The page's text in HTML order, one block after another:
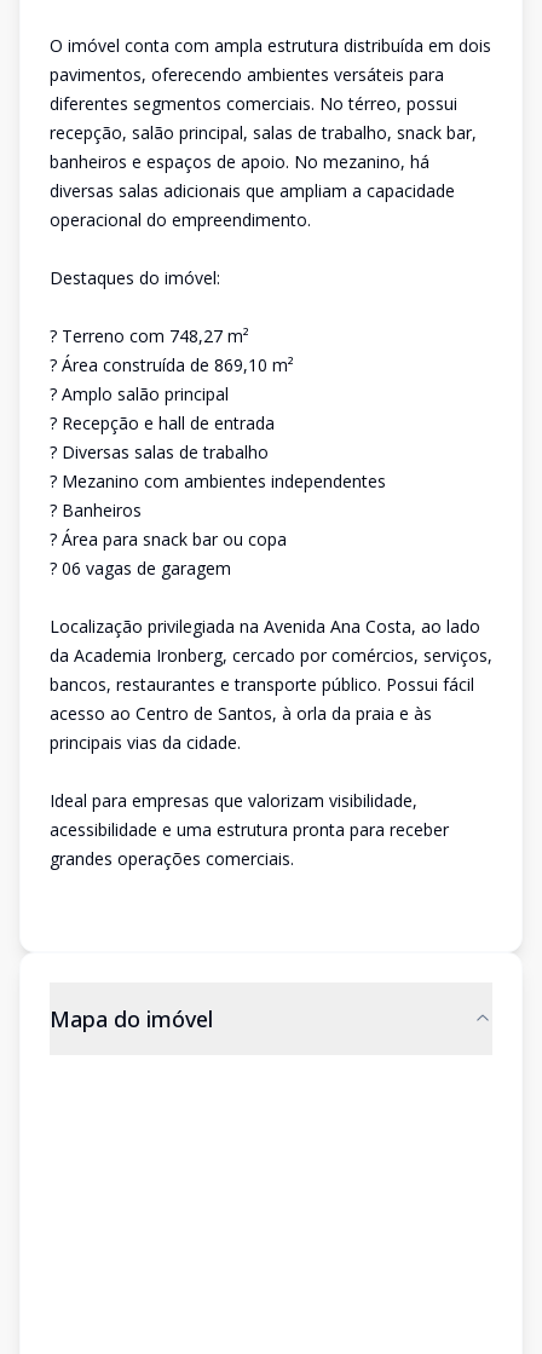
O imóvel conta com ampla estrutura distribuída em dois
pavimentos, oferecendo ambientes versáteis para
diferentes segmentos comerciais. No térreo, possui
recepção, salão principal, salas de trabalho, snack bar,
banheiros e espaços de apoio. No mezanino, há
diversas salas adicionais que ampliam a capacidade
operacional do empreendimento.
Destaques do imóvel:
? Terreno com 748,27 m²
? Área construída de 869,10 m²
? Amplo salão principal
? Recepção e hall de entrada
? Diversas salas de trabalho
? Mezanino com ambientes independentes
? Banheiros
? Área para snack bar ou copa
? 06 vagas de garagem
Localização privilegiada na Avenida Ana Costa, ao lado
da Academia Ironberg, cercado por comércios, serviços,
bancos, restaurantes e transporte público. Possui fácil
acesso ao Centro de Santos, à orla da praia e às
principais vias da cidade.
Ideal para empresas que valorizam visibilidade,
acessibilidade e uma estrutura pronta para receber
grandes operações comerciais.
Mapa do imóvel